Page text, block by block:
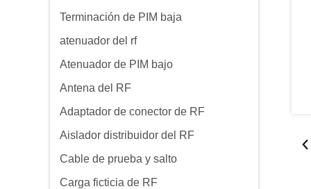
Terminación de PIM baja
atenuador del rf
Atenuador de PIM bajo
Antena del RF
Adaptador de conector de RF
Aislador distribuidor del RF
Cable de prueba y salto
Carga ficticia de RF